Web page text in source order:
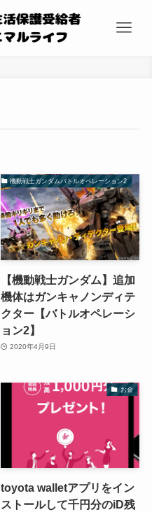
機動戦士ガンダムバトルオペレーション2
【機動戦士ガンダム】追加
機体はガンキャノンディテ
クター【バトルオペレーシ
ョン2】
2020年4月9日
お金
toyota walletアプリをイン
ストールして千円分のiD残